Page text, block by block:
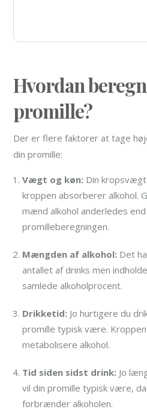
Hvordan
promille?
Der er flere faktorer at tage
din promille:
Vægt og køn: Din
kroppen absorberer alkohol.
mænd alkohol anderledes
promilleberegningen.
Mængden af alkohol: Det
antallet af drinks men
samlede alkoholprocent.
Drikketid: Jo hurtigere du
promille typisk være.
metabolisere alkohol.
Tid siden sidst drink: Jo
vil din promille typisk være,
forbrænder alkoholen.